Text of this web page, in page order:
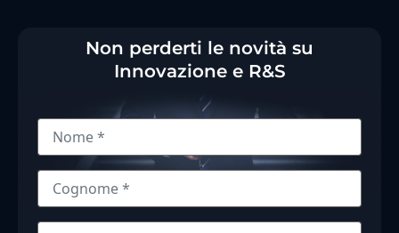
Non perderti le novità su
Innovazione e R&S